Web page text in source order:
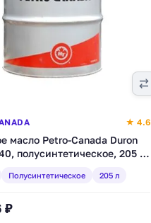
★ 4.6
масло Petro-Canada Duron
полусинтетическое, 205 л
Полусинтетическое 205 л
₽